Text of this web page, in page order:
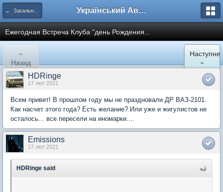
← Загальноклубні заходи Український Автоклуб ВАЗ
Ежегодная Встреча Клуба "день Рождения...
«
Назад
Наступне
»
HDRinge
17 лют 2021
Всем привет! В прошлом году мы не праздновали ДР ВАЗ-2101.
Как насчет этого года? Есть желание? Или уже и жигулистов не
осталось... все пересели на иномарки....
Emissions
17 лют 2021
HDRinge said